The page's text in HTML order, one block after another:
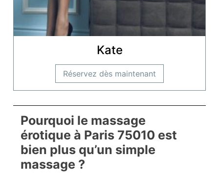
Kate
Réservez dès maintenant
Pourquoi le massage
érotique à Paris 75010 est
bien plus qu’un simple
massage ?